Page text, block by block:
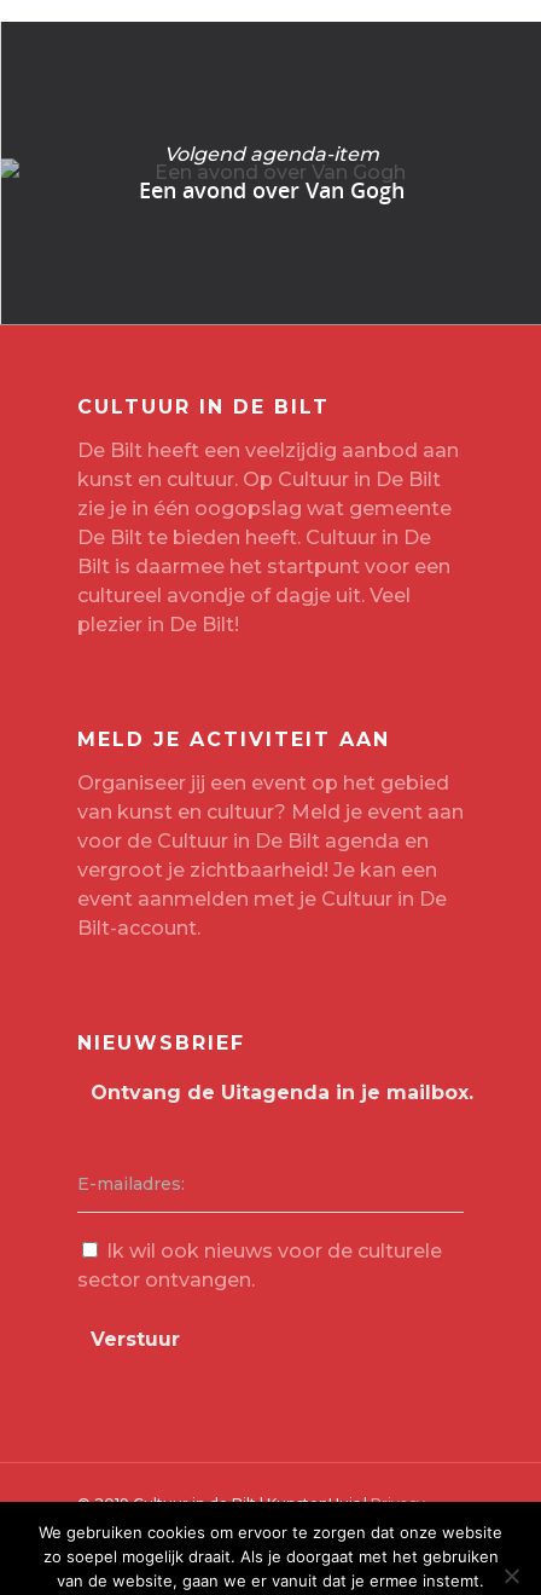
Volgend agenda-item
Een avond over Van Gogh
CULTUUR IN DE BILT
De Bilt heeft een veelzijdig aanbod aan
kunst en cultuur. Op Cultuur in De Bilt
zie je in één oogopslag wat gemeente
De Bilt te bieden heeft. Cultuur in De
Bilt is daarmee het startpunt voor een
cultureel avondje of dagje uit. Veel
plezier in De Bilt!
MELD JE ACTIVITEIT AAN
Organiseer jij een event op het gebied
van kunst en cultuur? Meld je event aan
voor de Cultuur in De Bilt agenda en
vergroot je zichtbaarheid! Je kan een
event aanmelden met je Cultuur in De
Bilt-account.
NIEUWSBRIEF
E-mailadres:
Ik wil ook nieuws voor de culturele
sector ontvangen.
© 2019 Cultuur in de Bilt | KunstenHuis |Privacy
Verklaring
We gebruiken cookies om ervoor te zorgen dat onze website
zo soepel mogelijk draait. Als je doorgaat met het gebruiken
van de website, gaan we er vanuit dat je ermee instemt.